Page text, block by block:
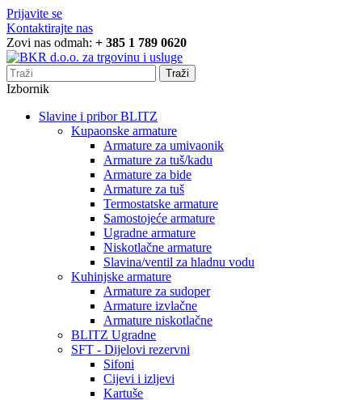
Prijavite se
Kontaktirajte nas
Zovi nas odmah: + 385 1 789 0620
Traži
Izbornik
Slavine i pribor BLITZ
Kupaonske armature
Armature za umivaonik
Armature za tuš/kadu
Armature za bide
Armature za tuš
Termostatske armature
Samostojeće armature
Ugradne armature
Niskotlačne armature
Slavina/ventil za hladnu vodu
Kuhinjske armature
Armature za sudoper
Armature izvlačne
Armature niskotlačne
BLITZ Ugradne
SFT - Dijelovi rezervni
Sifoni
Cijevi i izljevi
Kartuše